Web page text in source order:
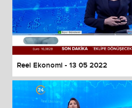
Reel Ekonomi - 13 05 2022